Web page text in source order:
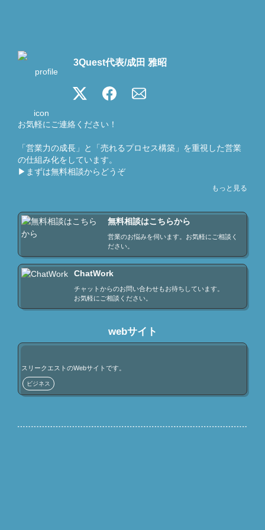
3Quest代表/成田 雅昭
お気軽にご連絡ください！
「営業力の成長」と「売れるプロセス構築」を重視した営業
の仕組み化をしています。
▶まずは無料相談からどうぞ
営業フリーランスで営業コンサルタント
10年以上営業フリーランスで生計を立てている叩き上げ
営業経験はサラリーマンで10年、フリーランスで10年。フル
コミ営業から上場企業のコンサルまで幅広い経験と視野が強
み。
10業種以上での営業現場で実務を経験しており、現場での営
業経験の幅はトップクラス
【方針】
目的と現状を明確にし、クライアントに本当に必要な支援プ
ランを提供すること。稼働を抑えて低コストでのコンサルを
することが信念。
もっと見る
無料相談はこちらから
営業のお悩みを伺います。お気軽にご相談く
ださい。
ChatWork
チャットからのお問い合わせもお待ちしています。
お気軽にご相談ください。
webサイト
スリークエストのWebサイトです。
ビジネス